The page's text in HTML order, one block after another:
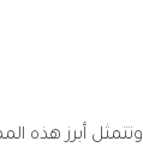
أبرز هذه